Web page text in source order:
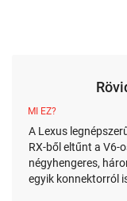
MI EZ?
A Lexus
RX-ből eltűnt a V6-
négyhengeres,
egyik konnektorról